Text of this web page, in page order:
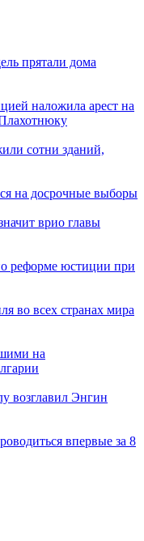
прятали дома
наложила арест на
сотни зданий,
на досрочные выборы
врио главы
реформе юстиции при
во всех странах мира
на
возглавил Энгин
впервые за 8